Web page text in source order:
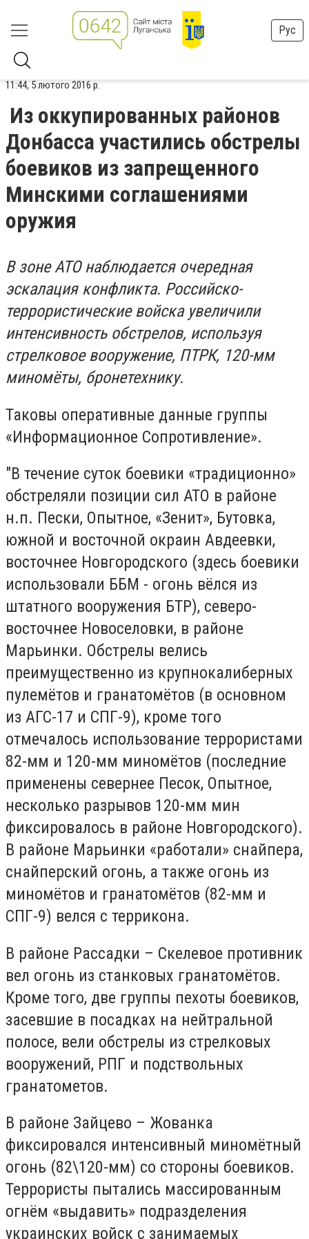
Рус
11:44, 5 лютого 2016 р.
Из оккупированных районов
Донбасса участились обстрелы
боевиков из запрещенного
Минскими соглашениями
оружия
В зоне АТО наблюдается очередная
эскалация конфликта. Российско-
террористические войска увеличили
интенсивность обстрелов, используя
стрелковое вооружение, ПТРК, 120-мм
миномёты, бронетехнику.
Таковы оперативные данные группы
«Информационное Сопротивление».
"В течение суток боевики «традиционно»
обстреляли позиции сил АТО в районе
н.п. Пески, Опытное, «Зенит», Бутовка,
южной и восточной окраин Авдеевки,
восточнее Новгородского (здесь боевики
использовали ББМ - огонь вёлся из
штатного вооружения БТР), северо-
восточнее Новоселовки, в районе
Марьинки. Обстрелы велись
преимущественно из крупнокалиберных
пулемётов и гранатомётов (в основном
из АГС-17 и СПГ-9), кроме того
отмечалось использование террористами
82-мм и 120-мм миномётов (последние
применены севернее Песок, Опытное,
несколько разрывов 120-мм мин
фиксировалось в районе Новгородского).
В районе Марьинки «работали» снайпера,
снайперский огонь, а также огонь из
миномётов и гранатомётов (82-мм и
СПГ-9) велся с террикона.
В районе Рассадки – Скелевое противник
вел огонь из станковых гранатомётов.
Кроме того, две группы пехоты боевиков,
засевшие в посадках на нейтральной
полосе, вели обстрелы из стрелковых
вооружений, РПГ и подствольных
гранатометов.
В районе Зайцево – Жованка
фиксировался интенсивный миномётный
огонь (82\120-мм) со стороны боевиков.
Террористы пытались массированным
огнём «выдавить» подразделения
украинских войск с занимаемых